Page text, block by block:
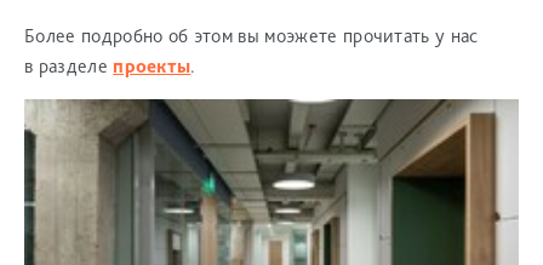
Более подробно об этом вы моэжете прочитать у нас
в разделе проекты.